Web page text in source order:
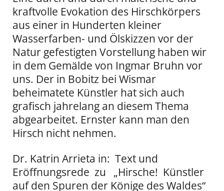
kraftvolle Evokation des Hirschkörpers
aus einer in Hunderten kleiner
Wasserfarben- und Ölskizzen vor der
Natur gefestigten Vorstellung haben wir
in dem Gemälde von Ingmar Bruhn vor
uns. Der in Bobitz bei Wismar
beheimatete Künstler hat sich auch
grafisch jahrelang an diesem Thema
abgearbeitet. Ernster kann man den
Hirsch nicht nehmen.
Dr. Katrin Arrieta in: Text und
Eröffnungsrede zu „Hirsche! Künstler
auf den Spuren der Könige des Waldes“